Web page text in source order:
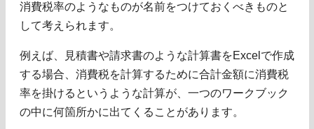
消費税率のようなものが名前をつけておくべきものと
して考えられます。
例えば、見積書や請求書のような計算書をExcelで作成
する場合、消費税を計算するために合計金額に消費税
率を掛けるというような計算が、一つのワークブック
の中に何箇所かに出てくることがあります。